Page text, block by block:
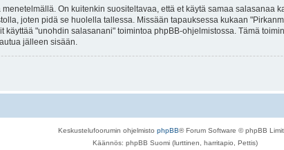
On kuitenkin suositeltavaa, että et käytä samaa salasanaa
joten pidä se huolella tallessa. Missään tapauksessa kukaan
"unohdin salasanani" toimintoa phpBB-ohjelmistossa. Tämä
jälleen sisään.
Keskustelufoorumin ohjelmisto phpBB® Forum Software © phpBB
Käännös: phpBB Suomi (lurttinen, harritapio, Pettis)